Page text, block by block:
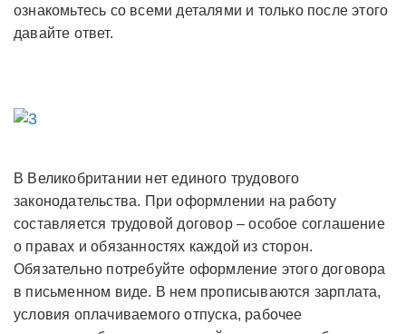
ознакомьтесь со всеми деталями и только после этого
давайте ответ.
В Великобритании нет единого трудового
законодательства. При оформлении на работу
составляется трудовой договор – особое соглашение
о правах и обязанностях каждой из сторон.
Обязательно потребуйте оформление этого договора
в письменном виде. В нем прописываются зарплата,
условия оплачиваемого отпуска, рабочее